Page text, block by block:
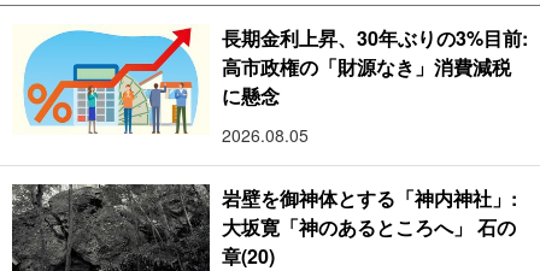
長期金利上昇、30年ぶりの3%目前:
高市政権の「財源なき」消費減税
に懸念
2026.08.05
岩壁を御神体とする「神内神社」:
大坂寛「神のあるところへ」 石の
章(20)